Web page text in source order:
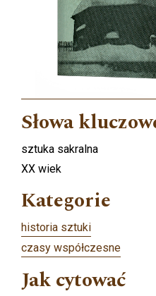
Słowa
sztuka sakralna
XX wiek
Kategorie
historia sztuki
czasy współczesne
Jak cytować